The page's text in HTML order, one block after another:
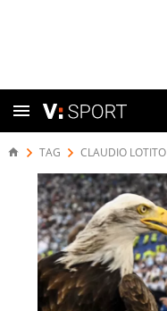
TAG CLAUDIO LOTITO